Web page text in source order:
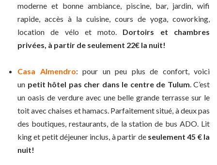
moderne et bonne ambiance, piscine, bar, jardin, wifi
rapide, accès à la cuisine, cours de yoga, coworking,
location de vélo et moto.
Dortoirs et chambres
privées, à partir de seulement 22€ la nuit!
Casa Almendro: pour un peu plus de confort, voici
un petit hôtel pas cher dans le centre de Tulum. C’est
un oasis de verdure avec une belle grande terrasse sur le
toit avec chaises et hamacs. Parfaitement situé, à deux pas
des boutiques, restaurants, de la station de bus ADO. Lit
king et petit déjeuner inclus, à partir de seulement 45 € la
nuit!